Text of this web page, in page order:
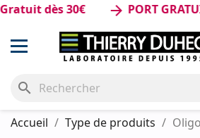
dès 30€ arrow_forwardPORT
search
Accueil Type de produits